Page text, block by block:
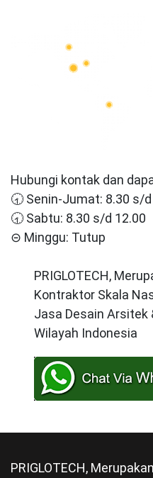
Hubungi kontak dan
🕣 Senin-Jumat: 8.30 s/
🕣 Sabtu: 8.30 s/d 12.00
⊝ Minggu: Tutup
PRIGLOTECH,
Kontraktor Skala
Jasa Desain Arsitek
Wilayah Indonesia
PRIGLOTECH,